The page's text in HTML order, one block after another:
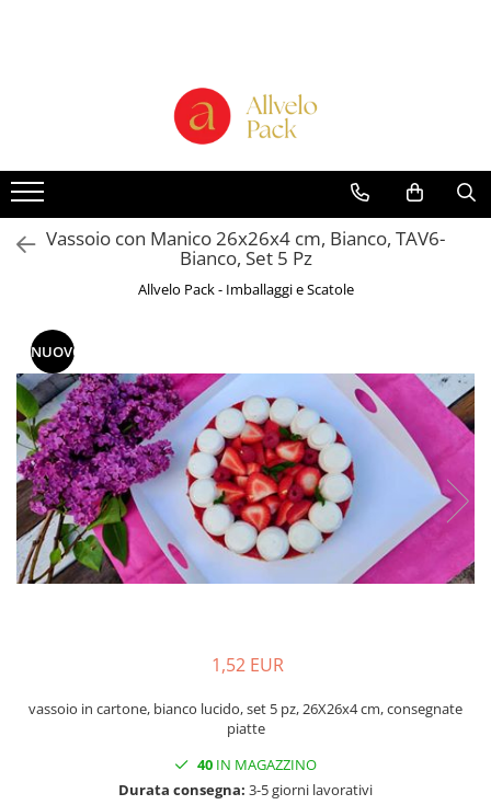
Scatole per Panettone e Torte
Scatole per Panettone e Torte con
Finestra
Scatole per Panettone e Torte
senza Finestra
Scatole alte per dolci con vassoio
incluso "Smart-Box"
Scatole Alte con Finestra per
Pasticcini
Scatole Alte senza Finestra per Mini
Pasticcini
Scatole Aperte con Finestra
Scatole Aperte senza Finestra
Scatole Basse per Biscotti o Pan di
Zenzero
Scatole con Finestra Traforata
Scatole Aperte con Finestra
Decorata Effetto Pizzo e Vassoio
Scatole per Macarons con Finestra
Decorata Effetto Pizzo
Vassoio con Manico 26x26x4 cm, Bianco, TAV6-
Bianco, Set 5 Pz
Allvelo Pack - Imballaggi e Scatole
NUOVO
1,52 EUR
vassoio in cartone, bianco lucido, set 5 pz, 26X26x4 cm, consegnate
piatte
40 IN MAGAZZINO
Durata consegna: 3-5 giorni lavorativi